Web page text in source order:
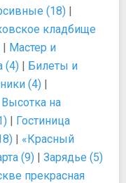
(18) |
кладбище
| Мастер и
(4) | Билеты и
(4) |
Высотка на
| Гостиница
| «Красный
(9) | Зарядье (5)
прекрасная